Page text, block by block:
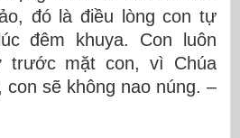
đó là điều lòng con tự
đêm khuya. Con luôn
trước mặt con, vì Chúa
sẽ không nao núng. –